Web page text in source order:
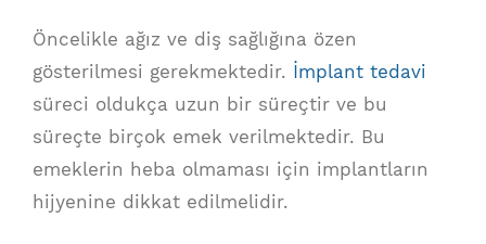
Öncelikle ağız ve diş sağlığına özen
gösterilmesi gerekmektedir. İmplant tedavi
süreci oldukça uzun bir süreçtir ve bu
süreçte birçok emek verilmektedir. Bu
emeklerin heba olmaması için implantların
hijyenine dikkat edilmelidir.